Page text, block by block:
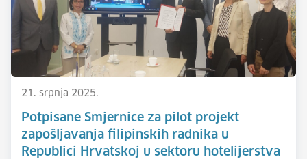
21. srpnja 2025.
Potpisane Smjernice za pilot projekt
zapošljavanja filipinskih radnika u
Republici Hrvatskoj u sektoru hotelijerstva